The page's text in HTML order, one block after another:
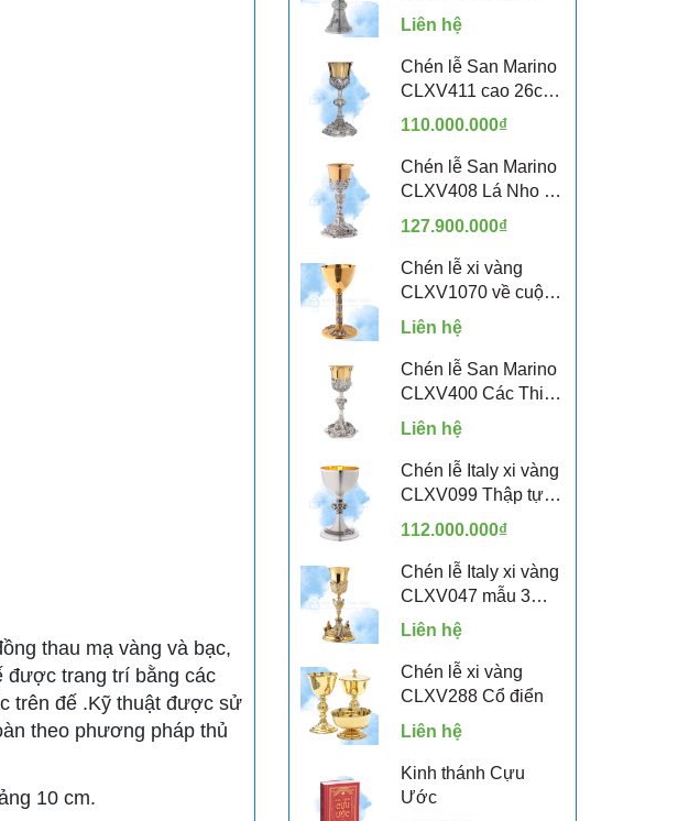
thau mạ vàng và bạc,
được trang trí bằng các
trên đế .Kỹ thuật được sử
theo phương pháp thủ
10 cm.
Thánh Tông Đồ
Liên hệ
Chén lễ San Marino
CLXV411 cao 26cm
- 12 Thánh Tông Đồ
110.000.000₫
Chén lễ San Marino
CLXV408 Lá Nho và
Lúa Mì
127.900.000₫
Chén lễ xi vàng
CLXV1070 về cuộc
đời Chúa Giêsu
Liên hệ
Chén lễ San Marino
CLXV400 Các Thiên
Thần
Liên hệ
Chén lễ Italy xi vàng
CLXV099 Thập tự
Celtic
112.000.000₫
Chén lễ Italy xi vàng
CLXV047 mẫu 3
Thiên Thần Putti
Liên hệ
Chén lễ xi vàng
CLXV288 Cổ điển
Liên hệ
Kinh thánh Cựu
Ước